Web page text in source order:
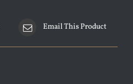
Email This Product